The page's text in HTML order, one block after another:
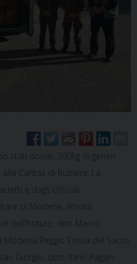
stati donati 300kg di generi
Caritas di Rubiera. La
e dagli Ufficiali
di Modena. Attività
dell’Istituto, don Marco
Reggio Emilia del Sacro
Giorgio, dott. Ilario Pagani.